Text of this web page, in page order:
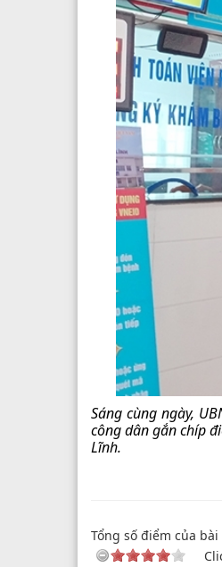
Sáng cùng ngày,
công dân gắn chíp
Lĩnh.
Tổng số điểm của bài